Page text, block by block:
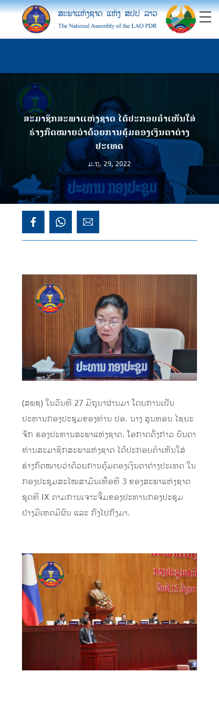
ສະມາຊິກສະພາແຫ່ງຊາດ ໄດ້ປະກອບຄຳເຫັນໃສ່
ຮ່າງກົດໝາຍວ່າດ້ວຍການຄຸ້ມຄອງເງິນຕາຕ່າງ
ປະເທດ
ມ.ຖ. 29, 2022
(ສພຊ) ໃນວັນທີ 27 ມິຖຸນາຜ່ານມາ ໂດຍການເປັນ
ປະທານກອງປະຊຸມຂອງທ່ານ ປອ. ນາງ ສູນທອນ ໄຊຍະ
ຈັກ ຮອງປະທານສະພາແຫ່ງຊາດ. ໂອກາດດັ່ງກ່າວ ບັນດາ
ທ່ານສະມາຊິກສະພາແຫ່ງຊາດ ໄດ້ປະກອບຄຳເຫັນໃສ່
ຮ່າງກົດໝາຍວ່າດ້ວຍການຄຸ້ມຄອງເງິນຕາຕ່າງປະເທດ ໃນ
ກອງປະຊຸມສະໄໝສາມັນເທື່ອທີ 3 ຂອງສະພາແຫ່ງຊາດ
ຊຸດທີ IX ຕາມການເຈາະຈີ້ມຂອງປະທານກອງປະຊຸມ
ຢ່າງມີເຫດມີຜົນ ແລະ ກົງໄປກົງມາ.